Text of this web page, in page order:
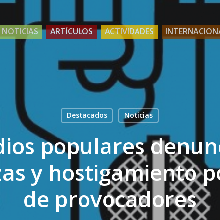
NOTICIAS ARTÍCULOS ACTIVIDADES
Destacados Noticias
populares
y hostigamiento
de provocadores